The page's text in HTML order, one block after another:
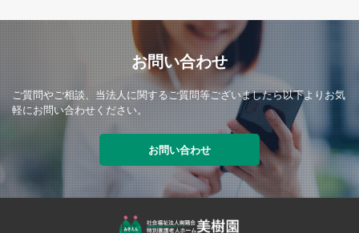
お問い合わせ
ご質問やご相談、当法人に関するご質問等ございましたら以下よりお気
軽にお問い合わせください。
お問い合わせ